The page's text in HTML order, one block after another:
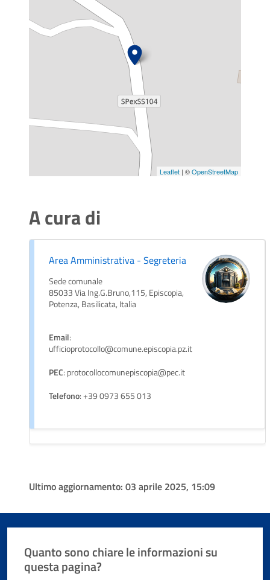
Leaflet | ©OpenStreetMap
A cura di
Area Amministrativa - Segreteria
Sede comunale
85033 Via Ing.G.Bruno,115, Episcopia,
Potenza, Basilicata, Italia
Email:
ufficioprotocollo@comune.episcopia.pz.it
PEC: protocollocomunepiscopia@pec.it
Telefono: +39 0973 655 013
Ultimo aggiornamento: 03 aprile 2025, 15:09
Quanto sono chiare le informazioni su
questa pagina?